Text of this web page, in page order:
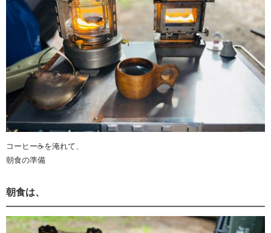
コーヒー☕️を淹れて、
朝食の準備
朝食は、